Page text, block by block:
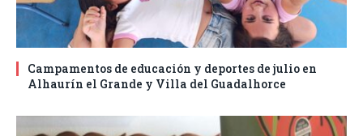
Campamentos de educación y deportes de julio en
Alhaurín el Grande y Villa del Guadalhorce